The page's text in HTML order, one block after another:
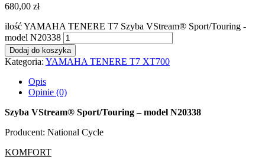
680,00 zł
ilość YAMAHA TENERE T7 Szyba VStream® Sport/Touring -
model N20338
Dodaj do koszyka
Kategoria: YAMAHA TENERE T7 XT700
Opis
Opinie (0)
Szyba VStream® Sport/Touring – model N20338
Producent: National Cycle
KOMFORT